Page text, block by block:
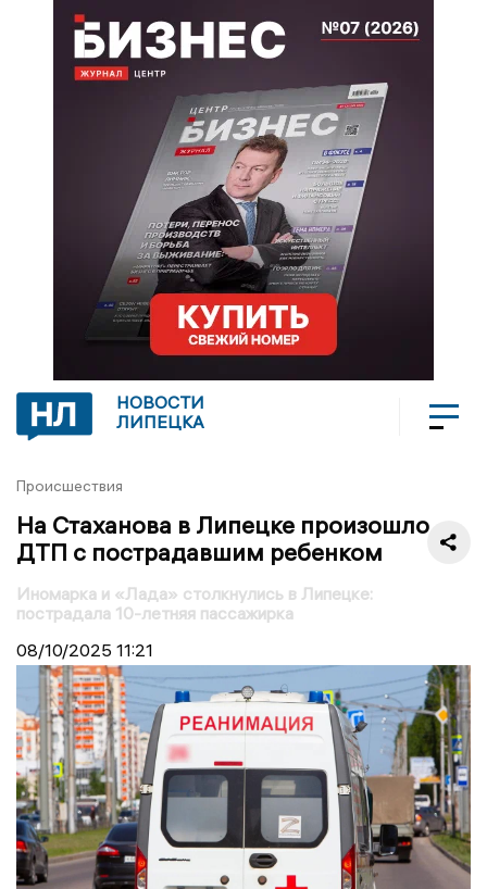
НОВОСТИ
ЛИПЕЦКА
Происшествия
На Стаханова в Липецке произошло
ДТП с пострадавшим ребенком
Иномарка и «Лада» столкнулись в Липецке:
пострадала 10-летняя пассажирка
08/10/2025 11:21